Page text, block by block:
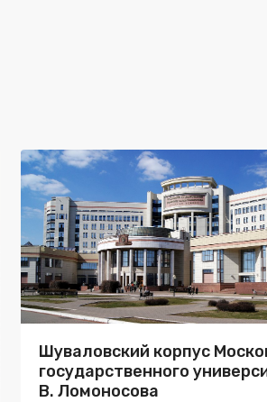
Шуваловский корпус
государственного
В. Ломоносова